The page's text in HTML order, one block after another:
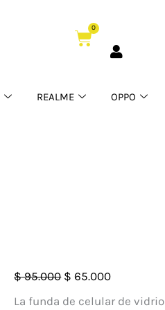
0
Cart
REALME OPPO
$95.000 El
precio
$ 65.000El
precio
La funda de celular de vidrio
Case
IOS